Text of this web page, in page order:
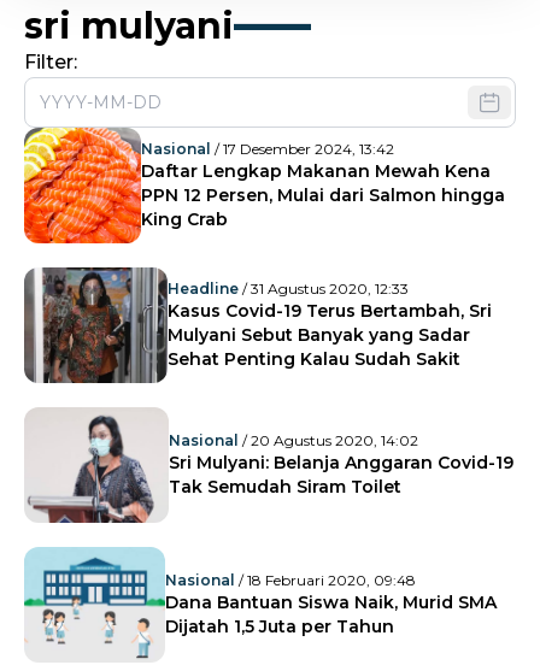
sri mulyani
Filter:
Nasional / 17 Desember 2024, 13:42
Daftar Lengkap Makanan Mewah Kena
PPN 12 Persen, Mulai dari Salmon hingga
King Crab
Headline/ 31 Agustus 2020, 12:33
Kasus Covid-19 Terus Bertambah, Sri
Mulyani Sebut Banyak yang Sadar
Sehat Penting Kalau Sudah Sakit
Nasional / 20 Agustus 2020, 14:02
Sri Mulyani: Belanja Anggaran Covid-19
Tak Semudah Siram Toilet
Nasional / 18 Februari 2020, 09:48
Dana Bantuan Siswa Naik, Murid SMA
Dijatah 1,5 Juta per Tahun